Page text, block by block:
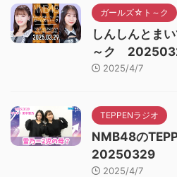
ガールズ☆ト～ク
しんしんとま
～ク
2025/4/7
TEPPENラジオ
NMB48の
20250329
2025/4/7